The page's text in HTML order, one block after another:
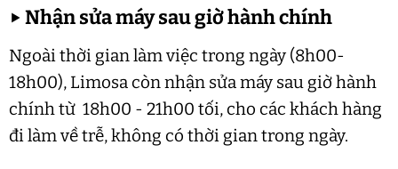
▶Nhận sửa máy sau giờ hành chính
Ngoài thời gian làm việc trong ngày (8h00-
18h00), Limosa còn nhận sửa máy sau giờ hành
chính từ 18h00 - 21h00 tối, cho các khách hàng
đi làm về trễ, không có thời gian trong ngày.